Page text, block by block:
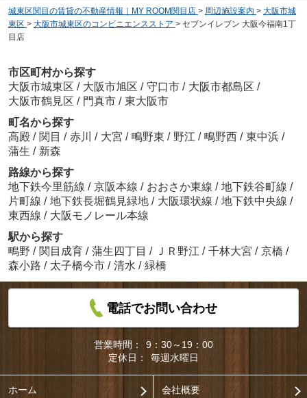
城東区関目の賃貸の不動産情報｜MY ROOM関目店 > 周辺施設案内 > 大阪市城
東区 > 大阪市城東区のコンビニエンスストア > セブンイレブン 大阪今福南1丁
目店
市区町村から探す
大阪市城東区 / 大阪市旭区 / 守口市 / 大阪市都島区 /
大阪市鶴見区 / 門真市 / 東大阪市
町名から探す
高殿 / 関目 / 赤川 / 大宮 / 鴫野東 / 野江 / 鴫野西 / 東中浜 /
蒲生 / 新森
路線から探す
地下鉄今里筋線 / 京阪本線 / おおさか東線 / 地下鉄谷町線 /
片町線 / 地下鉄長堀鶴見緑地 / 大阪環状線 / 地下鉄中央線 /
東西線 / 大阪モノレール本線
駅から探す
鴫野 / 関目成育 / 蒲生四丁目 / ＪＲ野江 / 千林大宮 / 京橋 /
森小路 / 太子橋今市 / 清水 / 緑橋
電話でお問い合わせ
営業時間：
9：30～19：00
定休日：
毎週水曜日
ホーム 会社概要